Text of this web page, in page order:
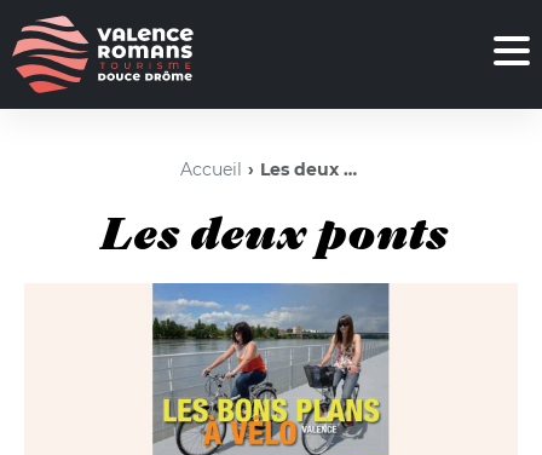
Accueil Les deux ponts
Les deux ponts